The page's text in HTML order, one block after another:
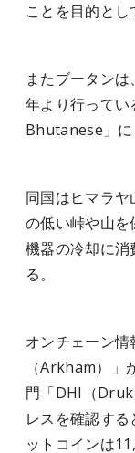
ことを目的とし
またブータン
年より行って
Bhutanese」に
同国はヒマラ
の低い峠や山を
機器の冷却に
る。
オンチェーン
（Arkham）」
門「DHI（
レスを確認す
ットコインは